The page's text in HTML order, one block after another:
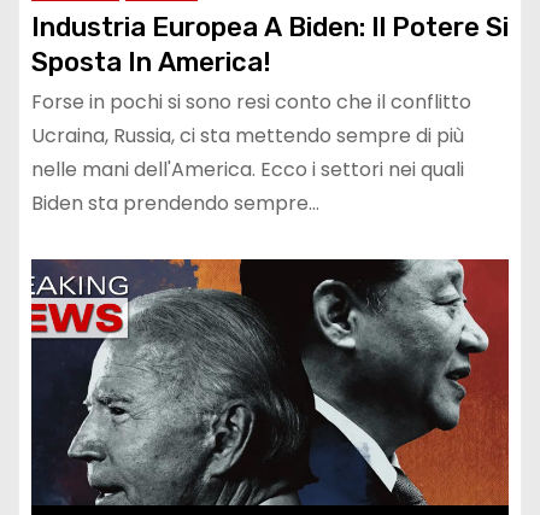
Industria Europea A Biden: Il Potere Si
Sposta In America!
Forse in pochi si sono resi conto che il conflitto
Ucraina, Russia, ci sta mettendo sempre di più
nelle mani dell'America. Ecco i settori nei quali
Biden sta prendendo sempre…